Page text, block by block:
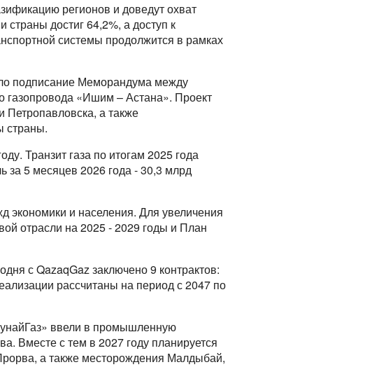
регионов и доведут охват
страны достиг 64,2%, а доступ к
системы продолжится в рамках
подписание Меморандума между
газопровода «Ишим – Астана». Проект
Петропавловска, а также
страны.
Транзит газа по итогам 2025 года
за 5 месяцев 2026 года - 30,3 млрд
экономики и населения. Для увеличения
отрасли на 2025 - 2029 годы и План
с QazaqGaz заключено 9 контрактов:
рассчитаны на период с 2047 по
ввели в промышленную
Вместе с тем в 2027 году планируется
а также месторождения Малдыбай,